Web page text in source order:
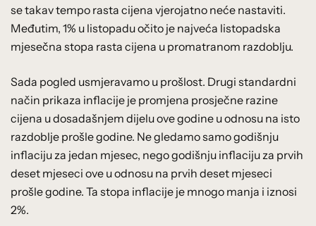
se takav tempo rasta cijena vjerojatno neće nastaviti.
Međutim, 1% u listopadu očito je najveća listopadska
mjesečna stopa rasta cijena u promatranom razdoblju.
Sada pogled usmjeravamo u prošlost. Drugi standardni
način prikaza inflacije je promjena prosječne razine
cijena u dosadašnjem dijelu ove godine u odnosu na isto
razdoblje prošle godine. Ne gledamo samo godišnju
inflaciju za jedan mjesec, nego godišnju inflaciju za prvih
deset mjeseci ove u odnosu na prvih deset mjeseci
prošle godine. Ta stopa inflacije je mnogo manja i iznosi
2%.